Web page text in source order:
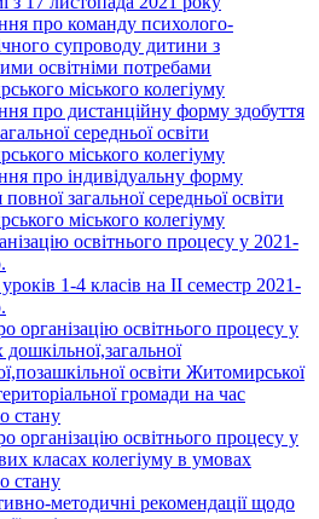
про команду психолого-
супроводу дитини з
освітніми потребами
міського колегіуму
про дистанційну форму здобуття
середньої освіти
міського колегіуму
про індивідуальну форму
повної загальної середньої освіти
міського колегіуму
освітнього процесу у 2021-
1-4 класів на ІІ семестр 2021-
організацію освітнього процесу у
дошкільної,загальної
освіти Житомирської
громади на час
стану
організацію освітнього процесу у
класах колегіуму в умовах
стану
методичні рекомендації щодо